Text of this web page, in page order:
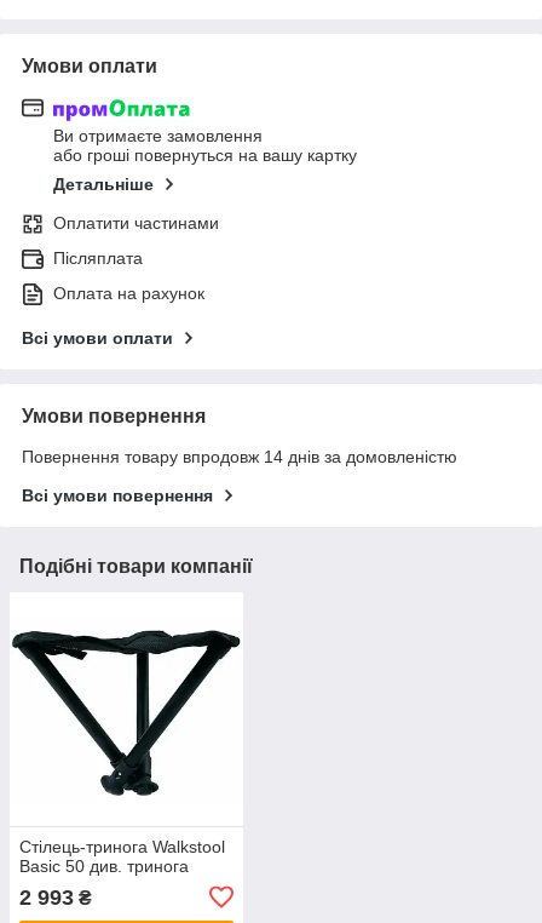
Умови оплати
Ви отримаєте замовлення
або гроші повернуться на вашу картку
Детальніше
Оплатити частинами
Післяплата
Оплата на рахунок
Всі умови оплати
Умови повернення
Повернення товару впродовж 14 днів за домовленістю
Всі умови повернення
Подібні товари компанії
Стілець-тринога Walkstool
Basic 50 див. тринога
2 993 ₴